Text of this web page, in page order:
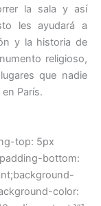
la sala y así
les ayudará a
y la historia de
religioso,
que nadie
París.
top: 5px
bottom:
color: